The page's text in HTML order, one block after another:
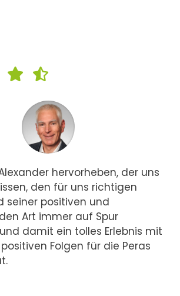
hervorheben, der uns
den für uns richtigen
seiner positiven und
Art immer auf Spur
damit ein tolles Erlebnis mit
Folgen für die Peras